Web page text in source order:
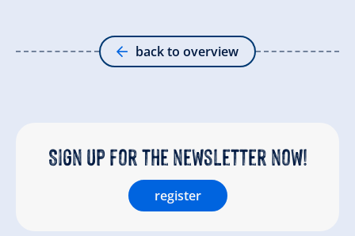
back to overview
Sign up for the newsletter now!
register